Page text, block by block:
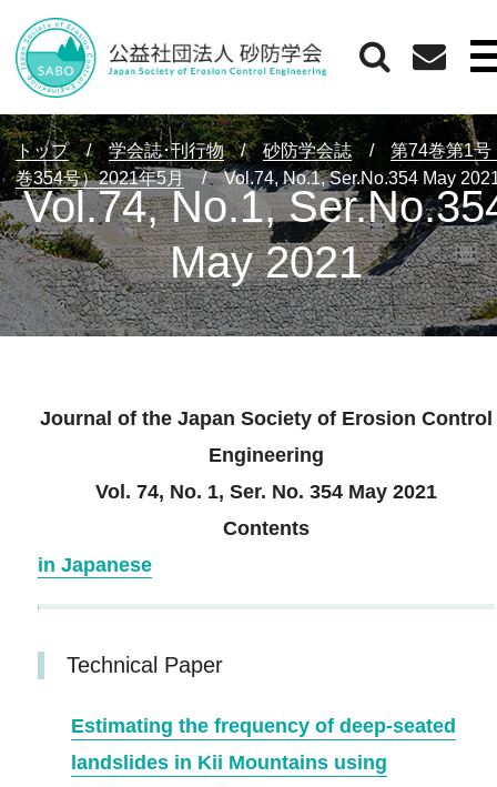
Vol.74, No.1,
May 2021
トップ / 学会誌･刊行物 / 砂防学会誌 /
第74巻第1号
巻354号）2021年5月
/ Vol.74, No.1, Ser.No.354 May
Journal of the Japan Society of Erosion Control
Engineering
Vol. 74, No. 1, Ser. No. 354 May 2021
Contents
in Japanese
Technical Paper
Estimating the frequency of deep‐seated
landslides in Kii Mountains using